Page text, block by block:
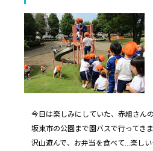
今日は楽しみにしていた、赤組さんの
坂東市の公園まで園バスで行ってきま
沢山遊んで、お弁当を食べて…楽し